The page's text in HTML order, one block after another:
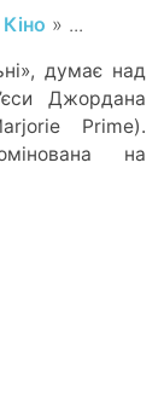
» ...
думає над
Джордана
Prime).
на